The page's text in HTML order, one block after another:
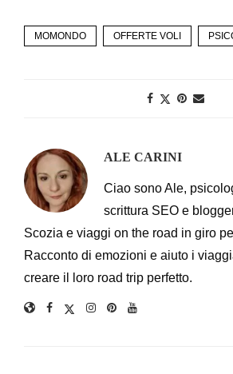
MOMONDO OFFERTE VOLI
ALE CARINI
Ciao sono Ale,
scrittura SEO e
Scozia e viaggi on the road in giro
Racconto di emozioni e aiuto i
creare il loro road trip perfetto.